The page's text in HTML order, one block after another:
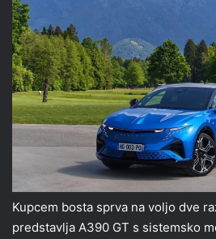
Kupcem bosta sprva na voljo dve
predstavlja A390 GT s sistemsko